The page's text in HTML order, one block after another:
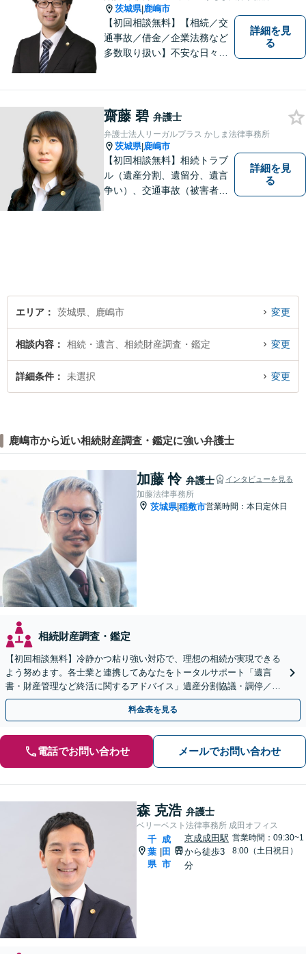
茨城県|鹿嶋市
【初回相談無料】【相続／交
通事故／借金／企業法務など
多数取り扱い】不安な日々を
まいります。法律的知見のア
ップデートを怠りません。
詳細を見
る
齋藤 碧 弁護士
弁護士法人リーガルプラス かしま法律事務所
茨城県|鹿嶋市
【初回相談無料】相続トラブ
ル（遺産分割、遺留分、遺言
争い）、交通事故（被害者
詳細を見
る
エリア 茨城県、鹿嶋市 変更
相談内容 相続・遺言、相続財産調査・鑑定 変更
詳細条件 未選択 変更
鹿嶋市から近い相続財産調査・鑑定に強い弁護士
加藤 怜 弁護士 インタビューを見る
加藤法律事務所
茨城県|稲敷市営業時間：本日定休日
相続財産調査・鑑定
【初回相談無料】冷静かつ粘り強い対応で、理想の相続が実現できる
よう努めます。各士業と連携してあなたをトータルサポート「遺言
書・財産管理など終活に関するアドバイス」遺産分割協議・調停／不
動産相続／遺言書作成／後見／事業承継【ビデオ面談対応】
料金表を見る
電話でお問い合わせ メールでお問い合わせ
森 克浩 弁護士
ベリーベスト法律事務所 成田オフィス
千
葉
県
成
田
市
京成成田駅
から徒歩3
分
営業時間：09:30~1
8:00（土日祝日）